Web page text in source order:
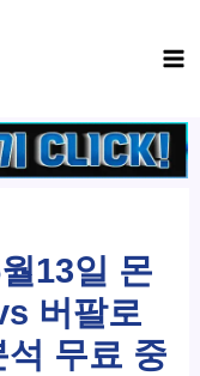
13일 몬
버팔로
무료 중